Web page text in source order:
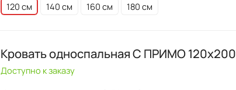
120 см
140 см 160 см 180 см
Кровать односпальная C ПРИМО 120х200
Доступно к заказу